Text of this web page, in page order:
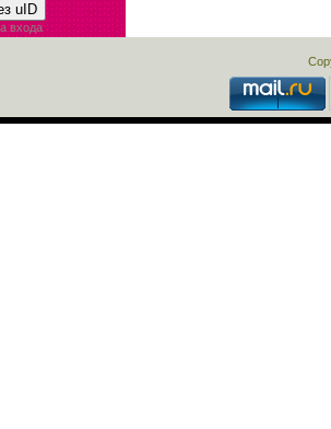
uID
входа